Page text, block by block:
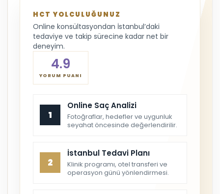
HCT YOLCULUĞUNUZ
Online konsültasyondan İstanbul’daki
tedaviye ve takip sürecine kadar net bir
deneyim.
4.9
YORUM PUANI
1
Online Saç Analizi
Fotoğraflar, hedefler ve uygunluk
seyahat öncesinde değerlendirilir.
2
İstanbul Tedavi Planı
Klinik programı, otel transferi ve
operasyon günü yönlendirmesi.